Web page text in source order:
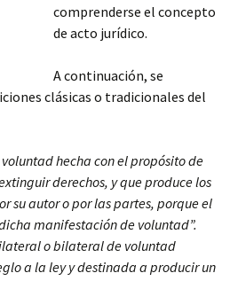
comprenderse el concepto
de acto jurídico.
A continuación, se
clásicas o tradicionales del
hecha con el propósito de
derechos, y que produce los
su autor o por las partes, porque el
manifestación de voluntad”.
o bilateral de voluntad
a la ley y destinada a producir un